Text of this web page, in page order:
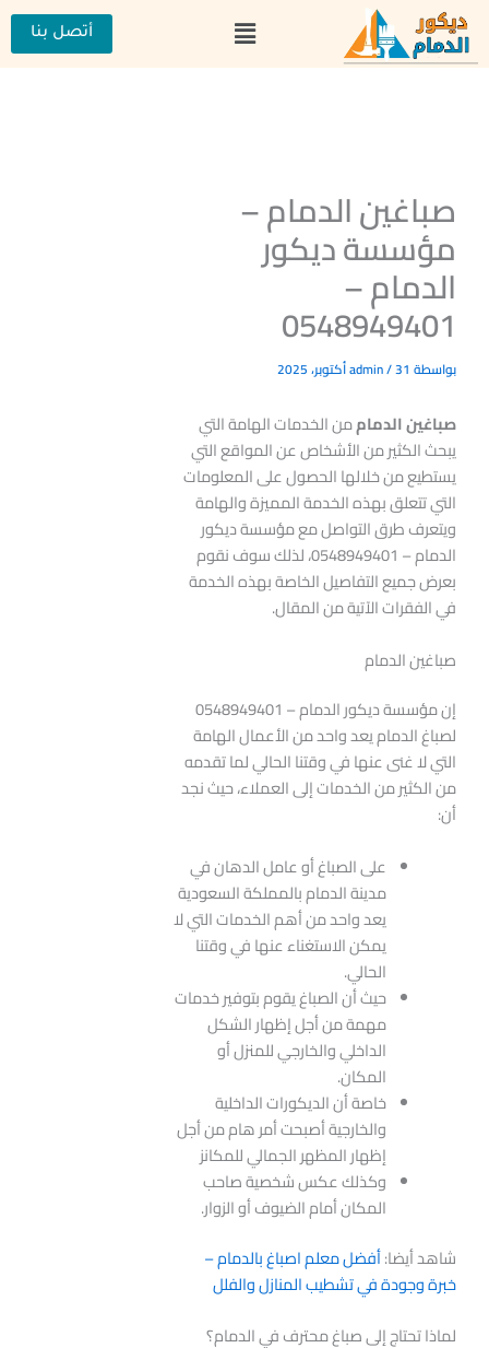
تخطي
المحتوى
القائمة أتصل بنا
صباغين الدمام –
مؤسسة ديكور
الدمام –
0548949401
بواسطة admin/31 أكتوبر، 2025
صباغين الدماممن الخدمات الهامة التي
يبحث الكثير من الأشخاص عن المواقع التي
يستطيع من خلالها الحصول على المعلومات
التي تتعلق بهذه الخدمة المميزة والهامة
ويتعرف طرق التواصل مع مؤسسة ديكور
الدمام – 0548949401، لذلك سوف نقوم
بعرض جميع التفاصيل الخاصة بهذه الخدمة
في الفقرات الآتية من المقال.
صباغين الدمام
إن مؤسسة ديكور الدمام – 0548949401
لصباغ الدمام يعد واحد من الأعمال الهامة
التي لا غنى عنها في وقتنا الحالي لما تقدمه
من الكثير من الخدمات إلى العملاء، حيث نجد
أن:
على الصباغ أو عامل الدهان في
مدينة الدمام بالمملكة السعودية
يعد واحد من أهم الخدمات التي لا
يمكن الاستغناء عنها في وقتنا
الحالي.
حيث أن الصباغ يقوم بتوفير خدمات
مهمة من أجل إظهار الشكل
الداخلي والخارجي للمنزل أو
المكان.
خاصة أن الديكورات الداخلية
والخارجية أصبحت أمر هام من أجل
إظهار المظهر الجمالي للمكانز
وكذلك عكس شخصية صاحب
المكان أمام الضيوف أو الزوار.
شاهد أيضا:أفضل معلم اصباغ بالدمام –
خبرة وجودة في تشطيب المنازل والفلل
لماذا تحتاج إلى صباغ محترف في الدمام؟